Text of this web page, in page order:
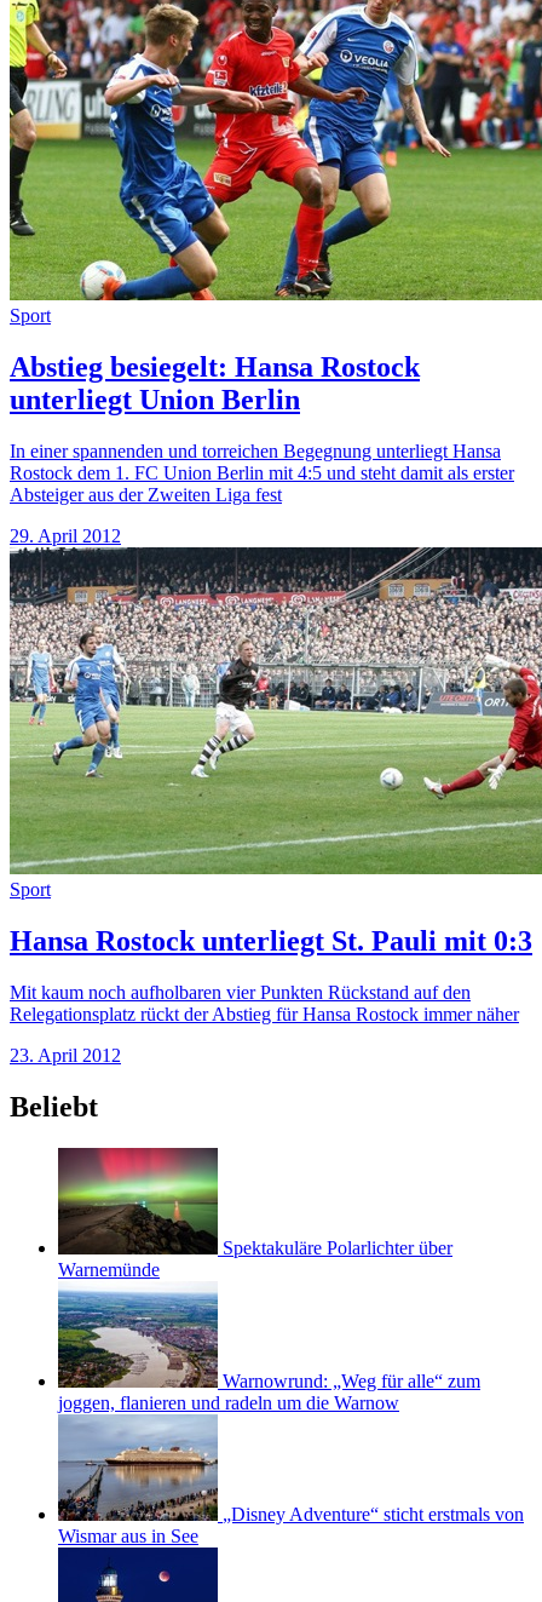
Sport
Abstieg besiegelt: Hansa Rostock
unterliegt Union Berlin
In einer spannenden und torreichen Begegnung unterliegt Hansa
Rostock dem 1. FC Union Berlin mit 4:5 und steht damit als erster
Absteiger aus der Zweiten Liga fest
29. April 2012
Sport
Hansa Rostock unterliegt St. Pauli mit 0:3
Mit kaum noch aufholbaren vier Punkten Rückstand auf den
Relegationsplatz rückt der Abstieg für Hansa Rostock immer näher
23. April 2012
Beliebt
Spektakuläre Polarlichter über
Warnemünde
Warnowrund: „Weg für alle“ zum
joggen, flanieren und radeln um die Warnow
„Disney Adventure“ sticht erstmals von
Wismar aus in See